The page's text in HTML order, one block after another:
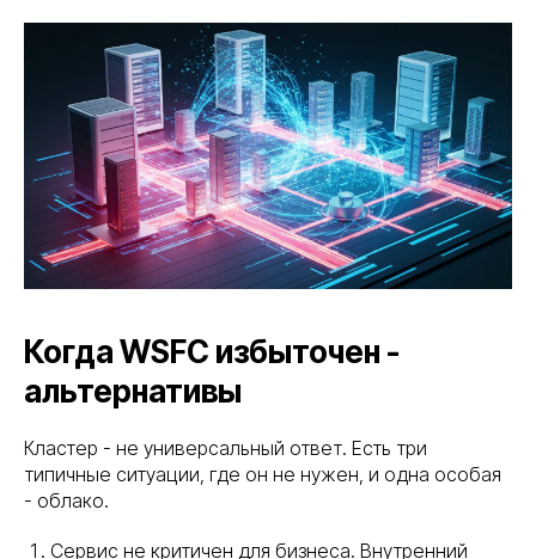
Когда WSFC избыточен -
альтернативы
Кластер - не универсальный ответ. Есть три
типичные ситуации, где он не нужен, и одна особая
- облако.
Сервис не критичен для бизнеса. Внутренний